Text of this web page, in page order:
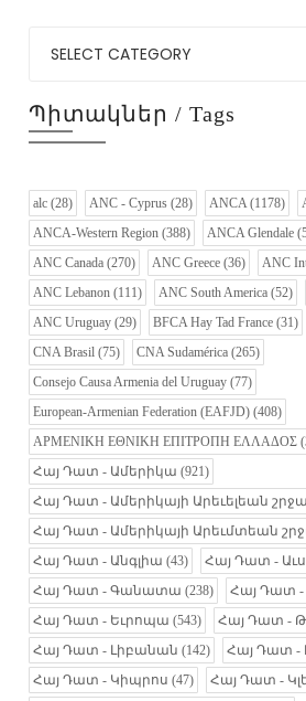
Պիտակներ / Tags
alc (28) ANC - Cyprus (28) ANCA(1178)
ANCA-Western Region (388) ANCA Glendale
ANC Canada (270) ANC Greece (36) ANC
ANC Lebanon (111) ANC South America (52)
ANC Uruguay (29) BFCA Hay Tad France (31)
CNA Brasil (75) CNA Sudamérica (265)
Consejo Causa Armenia del Uruguay (77)
European-Armenian Federation (EAFJD) (408)
ΑΡΜΕΝΙΚΗ ΕΘΝΙΚΗ ΕΠΙΤΡΟΠΗ ΕΛΛΑΔΟΣ
Հայ Դատ - Ամերիկա (921)
Հայ Դատ - Ամերիկայի Արեւելեան
Հայ Դատ - Ամերիկայի Արեւմտեան
Հայ Դատ - Անգլիա (43) Հայ Դատ -
Հայ Դատ - Գանատա (238) Հայ Դատ -
Հայ Դատ - Եւրոպա (543) Հայ Դատ -
Հայ Դատ - Լիբանան (142) Հայ Դատ -
Հայ Դատ - Կիպրոս (47) Հայ Դատ -